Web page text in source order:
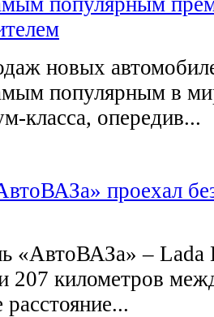
новых
популярным в
класса, опередив...
проехал
«АвтоВАЗа» – Lada
207 километров